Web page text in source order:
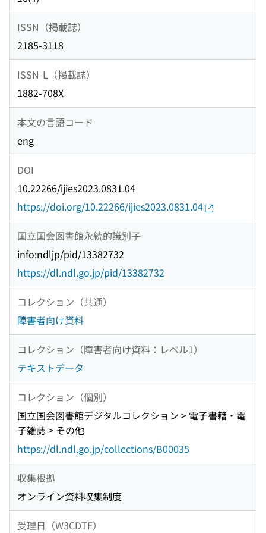
ISSN（掲載誌）
2185-3118
ISSN-L（掲載誌）
1882-708X
本文の言語コード
eng
DOI
10.22266/ijies2023.0831.04
https://doi.org/10.22266/ijies2023.0831.04
国立国会図書館永続的識別子
info:ndljp/pid/13382732
https://dl.ndl.go.jp/pid/13382732
コレクション（共通）
障害者向け資料
コレクション（障害者向け資料：レベル1）
テキストデータ
コレクション（個別）
国立国会図書館デジタルコレクション > 電子書籍・電
子雑誌 > その他
https://dl.ndl.go.jp/collections/B00035
収集根拠
オンライン資料収集制度
受理日（W3CDTF）